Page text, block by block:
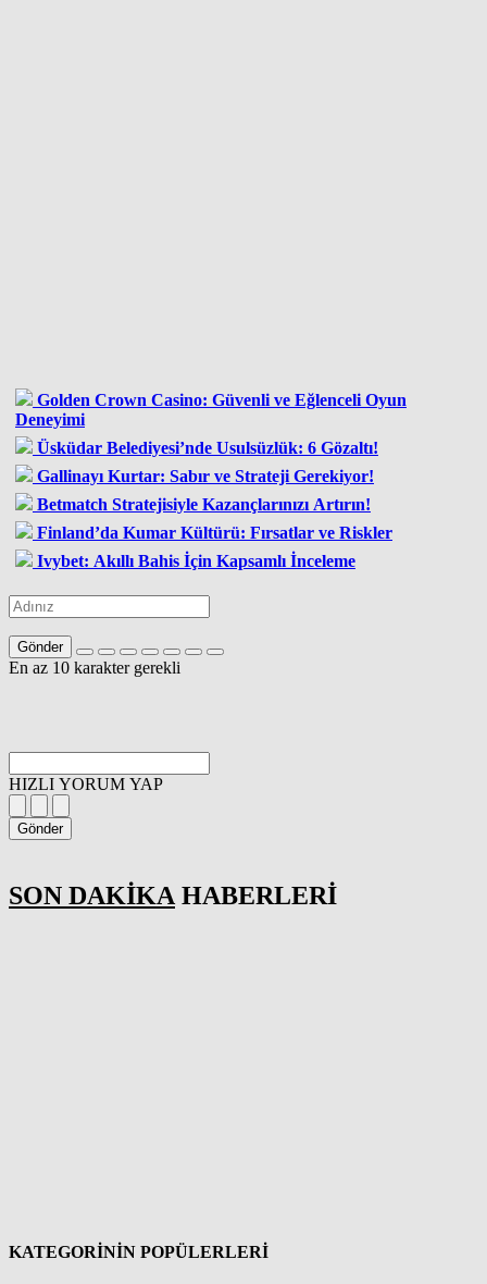
Golden Crown Casino: Güvenli ve Eğlenceli Oyun
Deneyimi
Üsküdar Belediyesi’nde Usulsüzlük: 6 Gözaltı!
Gallinayı Kurtar: Sabır ve Strateji Gerekiyor!
Betmatch Stratejisiyle Kazançlarınızı Artırın!
Finland’da Kumar Kültürü: Fırsatlar ve Riskler
Ivybet: Akıllı Bahis İçin Kapsamlı İnceleme
Gönder
En az 10 karakter gerekli
HIZLI YORUM YAP
Gönder
SON DAKİKA HABERLERİ
KATEGORİNİN POPÜLERLERİ